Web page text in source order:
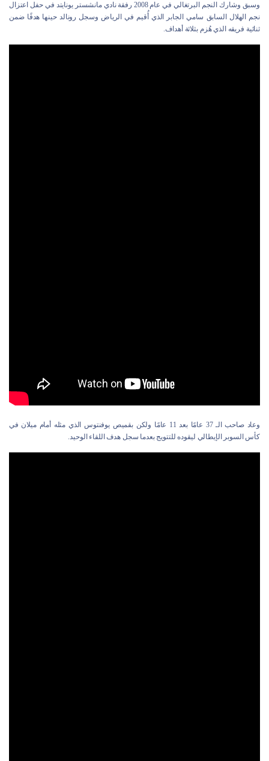
وسبق وشارك النجم البرتغالي في عام 2008 رفقة نادي مانشستر يونايتد في حفل اعتزال
نجم الهلال السابق سامي الجابر الذي أُقيم في الرياض وسجل رونالد حينها هدفًا ضمن
ثنائية فريقه الذي هُزم بثلاثة أهداف.
وعاد صاحب الـ 37 عامًا بعد 11 عامًا ولكن بقميص يوفنتوس الذي مثله أمام ميلان في
كأس السوبر الإيطالي ليقوده للتتويج بعدما سجل هدف اللقاء الوحيد.